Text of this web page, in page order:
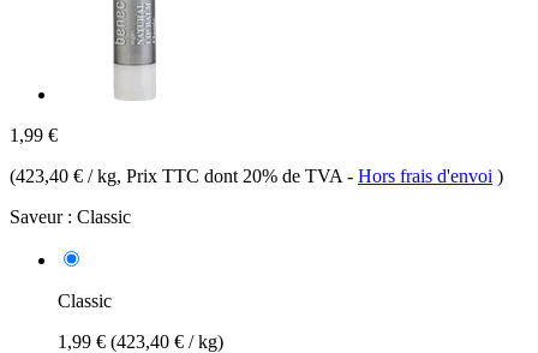
1,99 €
(423,40 € / kg, Prix TTC dont 20% de TVA - Hors frais d'envoi )
Saveur : Classic
Classic
1,99 € (423,40 € / kg)